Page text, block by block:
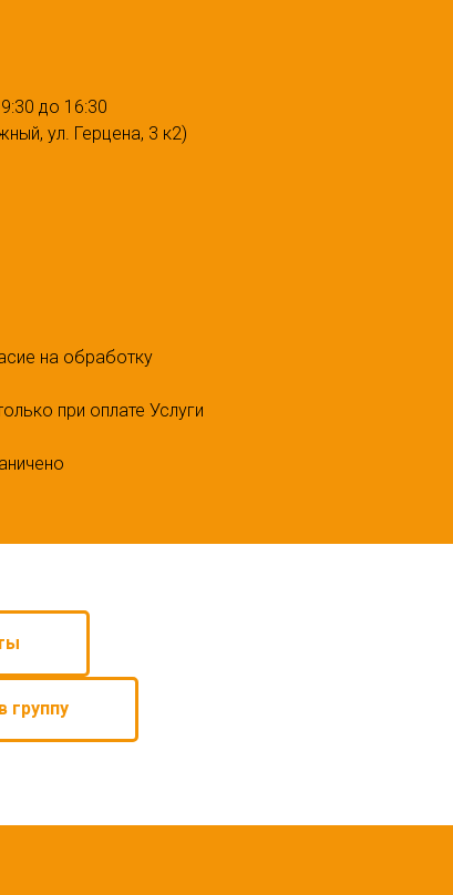
до 16:30
ул. Герцена, 3 к2)
на обработку
при оплате Услуги
группу